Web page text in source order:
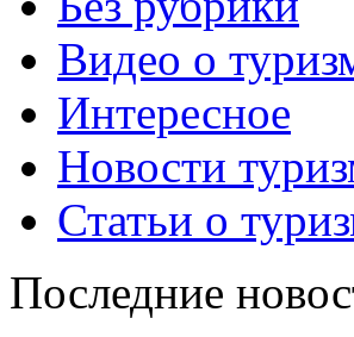
Видео о
Интересное
Новости
Статьи о
Последние